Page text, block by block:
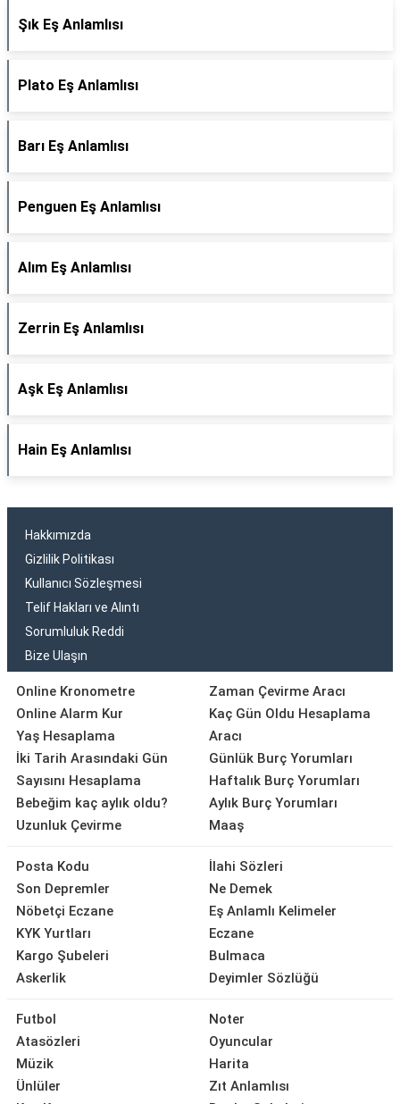
Şık Eş Anlamlısı
Plato Eş Anlamlısı
Barı Eş Anlamlısı
Penguen Eş Anlamlısı
Alım Eş Anlamlısı
Zerrin Eş Anlamlısı
Aşk Eş Anlamlısı
Hain Eş Anlamlısı
Hakkımızda
Gizlilik Politikası
Kullanıcı Sözleşmesi
Telif Hakları ve Alıntı
Sorumluluk Reddi
Bize Ulaşın
Online Kronometre
Online Alarm Kur
Yaş Hesaplama
İki Tarih Arasındaki Gün
Sayısını Hesaplama
Bebeğim kaç aylık oldu?
Uzunluk Çevirme
Zaman Çevirme Aracı
Kaç Gün Oldu Hesaplama
Aracı
Günlük Burç Yorumları
Haftalık Burç Yorumları
Aylık Burç Yorumları
Maaş
Posta Kodu
Son Depremler
Nöbetçi Eczane
KYK Yurtları
Kargo Şubeleri
Askerlik
İlahi Sözleri
Ne Demek
Eş Anlamlı Kelimeler
Eczane
Bulmaca
Deyimler Sözlüğü
Futbol
Atasözleri
Müzik
Ünlüler
Noter
Oyuncular
Harita
Zıt Anlamlısı